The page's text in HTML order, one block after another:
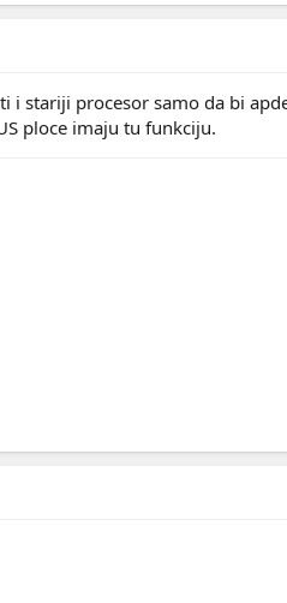
i stariji procesor samo da bi
ploce imaju tu funkciju.